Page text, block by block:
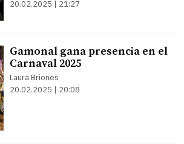
20.02.2025 | 21:27
Gamonal gana presencia en el
Carnaval 2025
Laura Briones
20.02.2025 | 20:08